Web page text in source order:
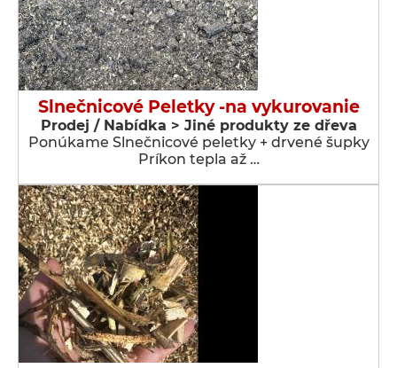
Slnečnicové Peletky -na vykurovanie
Prodej / Nabídka > Jiné produkty ze dřeva
Ponúkame Slnečnicové peletky + drvené šupky
Príkon tepla až …